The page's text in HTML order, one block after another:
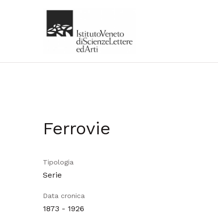
Ferrovie
Tipologia
Serie
Data cronica
1873 - 1926